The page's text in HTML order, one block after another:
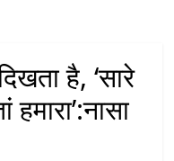
है, ‘सारे